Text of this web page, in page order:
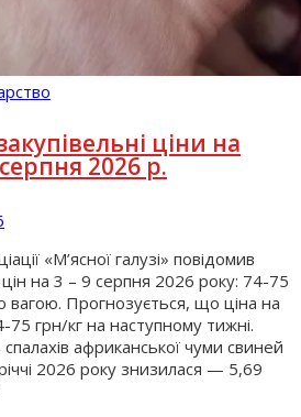
ціни на
2026 р.
«М’ясної галузі» повідомив
на 3 – 9 серпня 2026 року: 74-75
вагою. Прогнозується, що ціна на
75 грн/кг на наступному тижні.
спалахів африканської чуми свиней
2026 року знизилася — 5,69